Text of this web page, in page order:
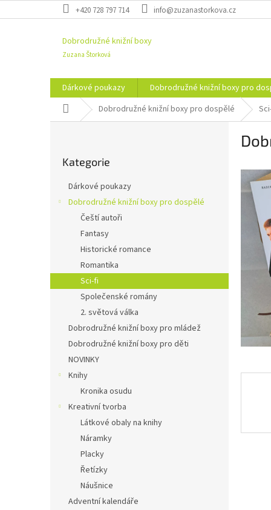
na
+420 728 797 714 info@zuzanastorkova.cz
Dobrodružné knižní boxy
Zuzana Štorková
Dárkové poukazy
Dobrodružné knižní boxy pro
Domů Dobrodružné knižní boxy pro dospělé
n
e
kategorie
Kategorie
Dárkové poukazy
Dobrodružné knižní boxy pro dospělé
Čeští autoři
Fantasy
Historické romance
Romantika
Sci-fi
Společenské romány
2. světová válka
Dobrodružné knižní boxy pro mládež
Dobrodružné knižní boxy pro děti
NOVINKY
Knihy
Kronika osudu
Kreativní tvorba
Látkové obaly na knihy
Náramky
Placky
Řetízky
Náušnice
Adventní kalendáře